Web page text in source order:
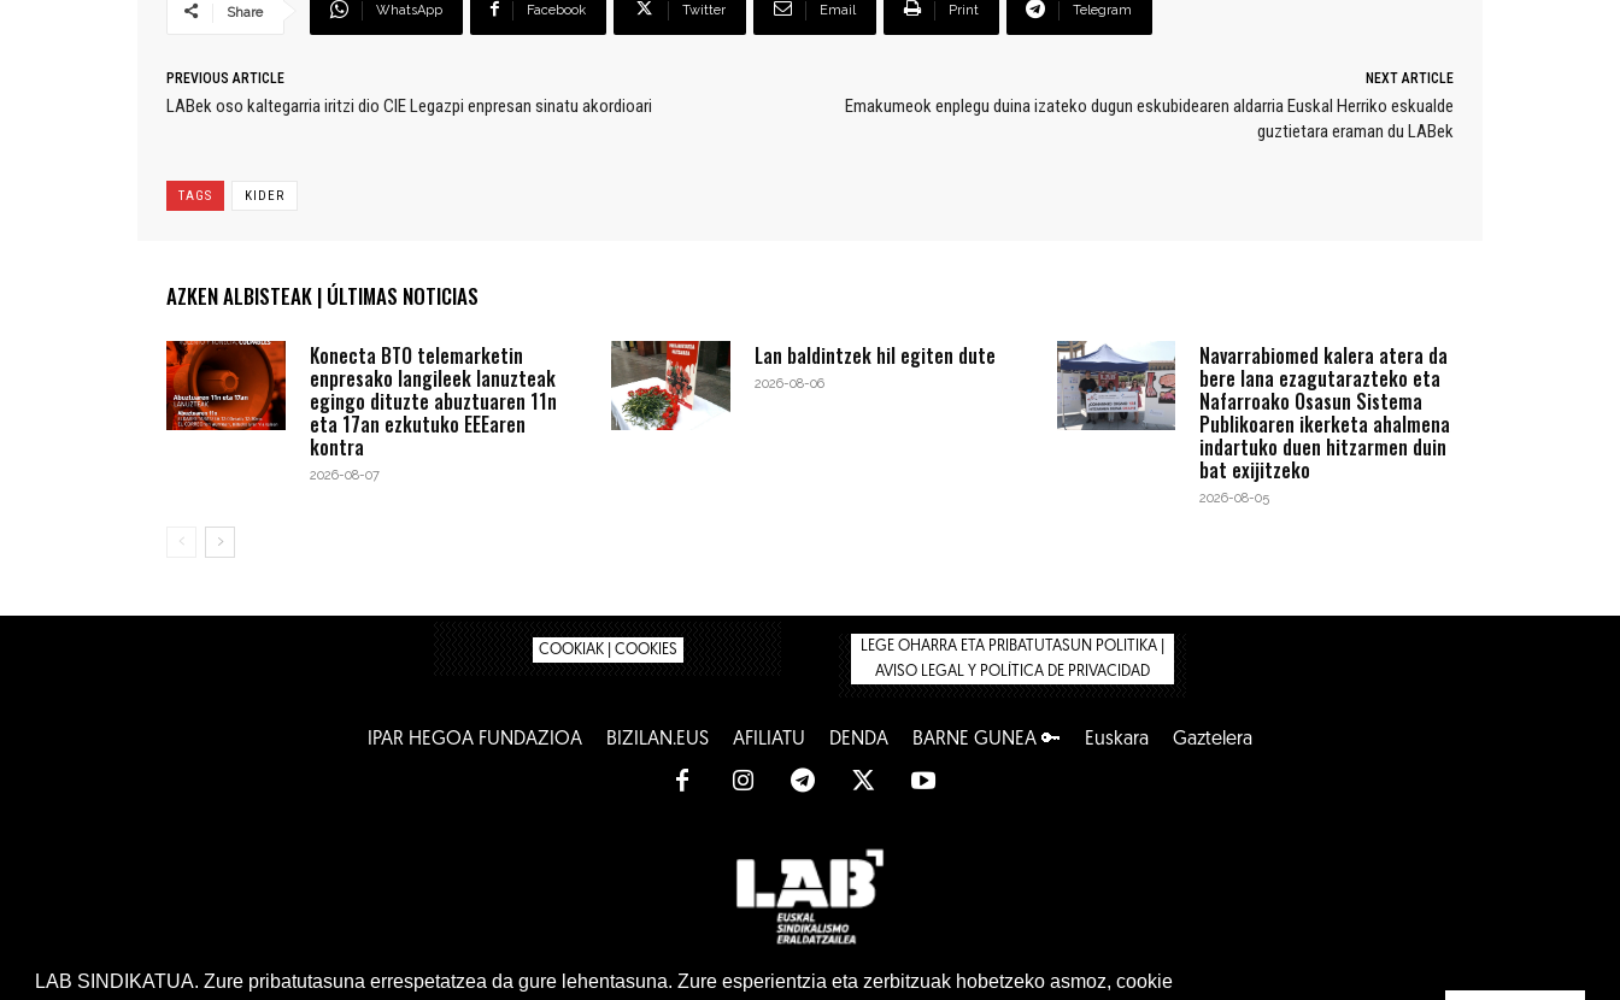
Share WhatsApp Facebook Twitter Email Print Telegram
PREVIOUS ARTICLE
LABek oso kaltegarria iritzi dio CIE Legazpi enpresan sinatu akordioari
NEXT ARTICLE
Emakumeok enplegu duina izateko dugun eskubidearen aldarria Euskal Herriko eskualde
guztietara eraman du LABek
TAGS KIDER
AZKEN ALBISTEAK | ÚLTIMAS NOTICIAS
Konecta BTO telemarketin
enpresako langileek lanuzteak
egingo dituzte abuztuaren 11n
eta 17an ezkutuko EEEaren
kontra
2026-08-07
Lan baldintzek hil egiten dute
2026-08-06
Navarrabiomed kalera atera da
bere lana ezagutarazteko eta
Nafarroako Osasun Sistema
Publikoaren ikerketa ahalmena
indartuko duen hitzarmen duin
bat exijitzeko
2026-08-05
COOKIAK | COOKIES
LEGE OHARRA ETA PRIBATUTASUN POLITIKA |
AVISO LEGAL Y POLÍTICA DE PRIVACIDAD
IPAR HEGOA FUNDAZIOA BIZILAN.EUS AFILIATU DENDA BARNE GUNEA 🔑 Euskara Gaztelera
www.lab.eus
LAB SINDIKATUA. Zure pribatutasuna errespetatzea da gure lehentasuna. Zure esperientzia eta zerbitzuak hobetzeko asmoz, cookie